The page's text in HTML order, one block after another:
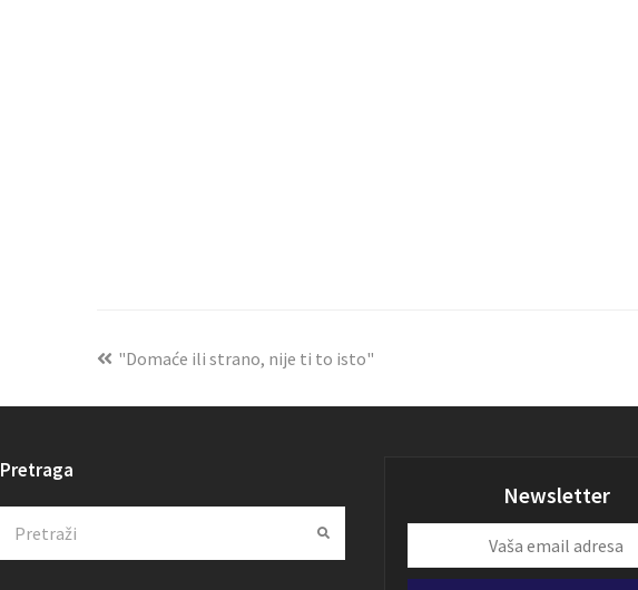
"Domaće ili strano, nije ti to isto"
Pretraga
Submit
Newsletter
email